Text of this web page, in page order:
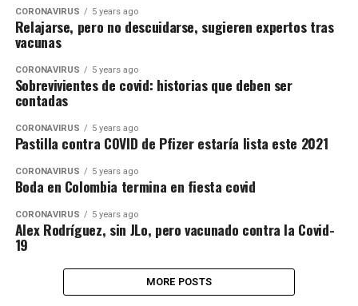
CORONAVIRUS 5 years ago
Relajarse, pero no descuidarse, sugieren expertos tras
vacunas
CORONAVIRUS 5 years ago
Sobrevivientes de covid: historias que deben ser
contadas
CORONAVIRUS 5 years ago
Pastilla contra COVID de Pfizer estaría lista este 2021
CORONAVIRUS 5 years ago
Boda en Colombia termina en fiesta covid
CORONAVIRUS 5 years ago
Alex Rodríguez, sin JLo, pero vacunado contra la Covid-
19
MORE POSTS